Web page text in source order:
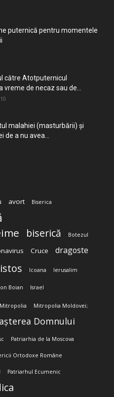
puternică pentru momentele
către Atotputernicul
vreme de necaz sau de...
malahiei (masturbării) şi
de a nu avea...
avort Biserica
biserică Botezul
Cruce dragoste
Icoana Ierusalim
Boian Israel
Mitropolia Mitropolia Moldovei;
Domnului
Patriarhia de la Moscova
Ortodoxe Române
Patriarhul Ecumenic